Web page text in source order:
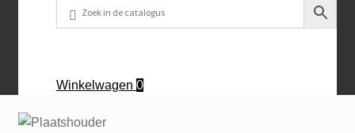
Winkelwagen 0